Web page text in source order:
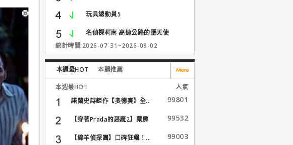
玩具總動員5
名偵探柯南 高速公路的墮天使
統計時間:2026-07-31~2026-08-02
本週最HOT 本週推薦
本週最HOT
人氣
諾蘭史詩鉅作【奧德賽】全...
99801
【穿著Prada的惡魔2】票房
99532
【綿羊偵探團】口碑狂飆！... 99003